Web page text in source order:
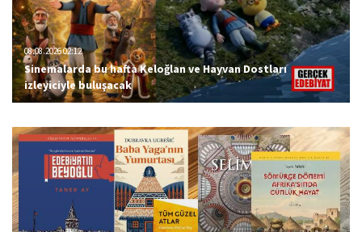
08.08.2026 02:12
Sinemalarda bu hafta Keloğlan ve Hayvan Dostları
izleyiciyle buluşacak